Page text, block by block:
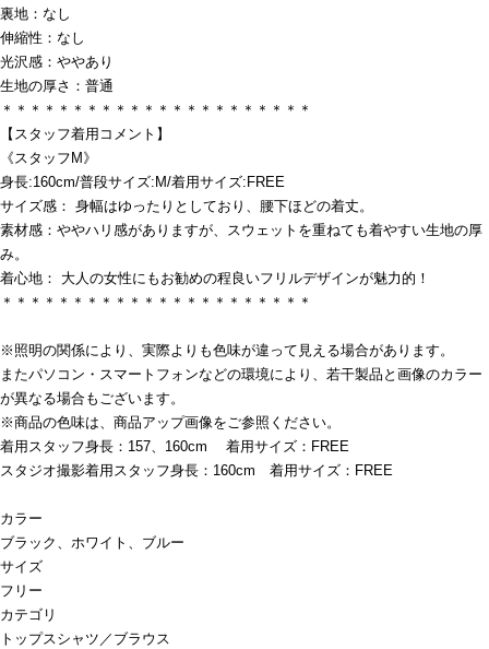
裏地：なし
伸縮性：なし
光沢感：ややあり
生地の厚さ：普通
＊＊＊＊＊＊＊＊＊＊＊＊＊＊＊＊＊＊＊＊＊＊
【スタッフ着用コメント】
《スタッフM》
身長:160cm/普段サイズ:M/着用サイズ:FREE
サイズ感： 身幅はゆったりとしており、腰下ほどの着丈。
素材感：ややハリ感がありますが、スウェットを重ねても着やすい生地の厚
み。
着心地： 大人の女性にもお勧めの程良いフリルデザインが魅力的！
＊＊＊＊＊＊＊＊＊＊＊＊＊＊＊＊＊＊＊＊＊＊
※照明の関係により、実際よりも色味が違って見える場合があります。
またパソコン・スマートフォンなどの環境により、若干製品と画像のカラー
が異なる場合もございます。
※商品の色味は、商品アップ画像をご参照ください。
着用スタッフ身長：157、160cm 着用サイズ：FREE
スタジオ撮影着用スタッフ身長：160cm 着用サイズ：FREE
カラー
ブラック、ホワイト、ブルー
サイズ
フリー
カテゴリ
トップスシャツ／ブラウス